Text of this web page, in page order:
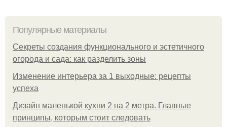
Популярные материалы
Секреты создания функционального и эстетичного
огорода и сада: как разделить зоны
Изменение интерьера за 1 выходные: рецепты
успеха
Дизайн маленькой кухни 2 на 2 метра. Главные
принципы, которым стоит следовать